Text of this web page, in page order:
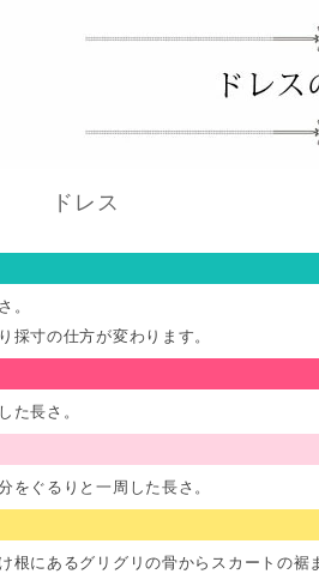
ドレス
。
採寸の仕方が変わります。
た長さ。
をぐるりと一周した長さ。
根にあるグリグリの骨からスカートの裾